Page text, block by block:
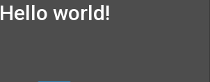
Hello world!